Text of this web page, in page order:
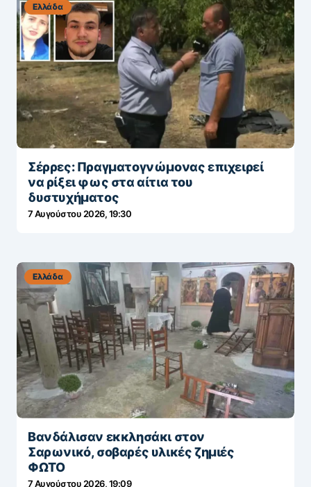
Ελλάδα
Σέρρες: Πραγματογνώμονας επιχειρεί
να ρίξει φως στα αίτια του
δυστυχήματος
7 Αυγούστου 2026, 19:30
Ελλάδα
Βανδάλισαν εκκλησάκι στον
Σαρωνικό, σοβαρές υλικές ζημιές
ΦΩΤΟ
7 Αυγούστου 2026, 19:09